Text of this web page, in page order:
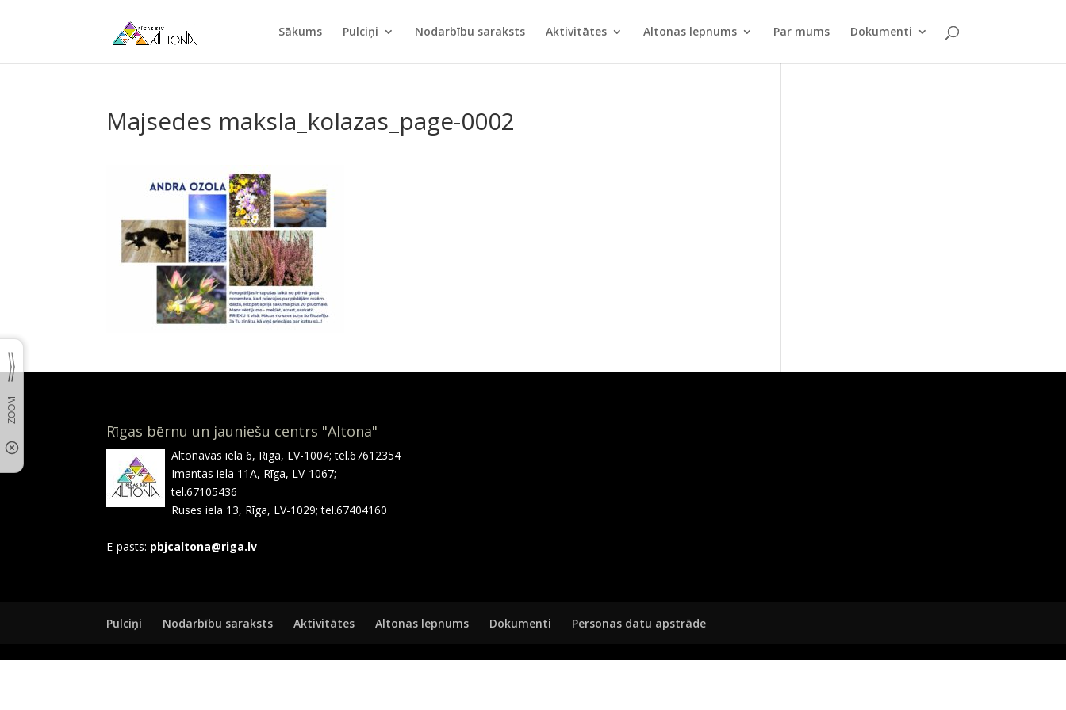
Sākums Pulciņi Nodarbību saraksts Aktivitātes Altonas lepnums Par mums Dokumenti
Majsedes maksla_kolazas_page-0002
Rīgas bērnu un jauniešu centrs "Altona"
Altonavas iela 6, Rīga, LV-1004; tel.67612354
Imantas iela 11A, Rīga, LV-1067;
tel.67105436
Ruses iela 13, Rīga, LV-1029; tel.67404160
E-pasts: pbjcaltona@riga.lv
Pulciņi Nodarbību saraksts Aktivitātes Altonas lepnums Dokumenti Personas datu apstrāde